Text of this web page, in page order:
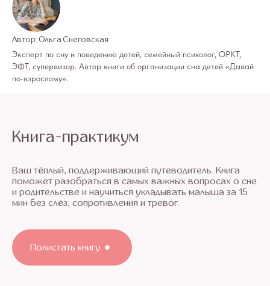
Автор: Ольга Снеговская
Эксперт по сну и поведению детей, семейный психолог, ОРКТ,
ЭФТ, супервизор. Автор книги об организации сна детей «Давай
по-взрослому».
Книга-практикум
Ваш тёплый, поддерживающий путеводитель. Книга
поможет разобраться в самых важных вопросах о сне
и родительстве и научиться укладывать малыша за 15
мин без слёз, сопротивления и тревог.
Полистать книгу